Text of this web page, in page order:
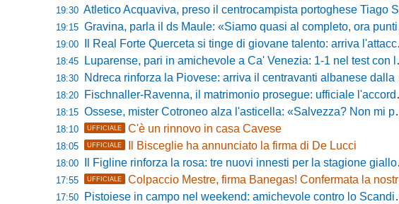
19:30 Atletico Acquaviva, preso il centrocampista portoghese Tiago Santos
19:15 Gravina, parla il ds Maule: «Siamo quasi al completo, ora puntiamo sugli esterni d'attacco»
19:00 Il Real Forte Querceta si tinge di giovane talento: arriva l'attaccante Lucchesi
18:45 Luparense, pari in amichevole a Ca' Venezia: 1-1 nel test con la Primavera lagunare
18:30 Ndreca rinforza la Piovese: arriva il centravanti albanese dalla serie D
18:20 Fischnaller-Ravenna, il matrimonio prosegue: ufficiale l'accordo quinquennale per l'attacco
18:15 Ossese, mister Cotroneo alza l'asticella: «Salvezza? Non mi pongo limiti, voglio vincere più partite possibile»
18:10 UFFICIALE C'è un rinnovo in casa Cavese
18:05 UFFICIALE Il Bisceglie ha annunciato la firma di De Lucci
18:00 Il Figline rinforza la rosa: tre nuovi innesti per la stagione gialloblù
17:55 UFFICIALE Colpaccio Mestre, firma Banegas! Confermata la nostra anteprima
17:50 Pistoiese in campo nel weekend: amichevole contro lo Scandicci allo stadio Strulli di Monsummano